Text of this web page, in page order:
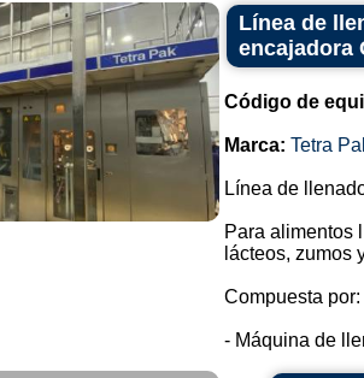
Línea de
encajadora
Código de
Marca: Tetra
Línea de
Para alimentos
lácteos, zumos
Compuesta por:
- Máquina de